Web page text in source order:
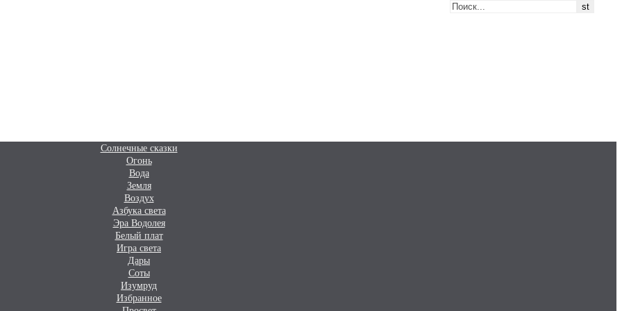
Солнечные сказки
Огонь
Вода
Земля
Воздух
Азбука света
Эра Водолея
Белый плат
Игра света
Дары
Соты
Изумруд
Избранное